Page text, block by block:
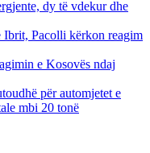
dy të vdekur dhe
Pacolli kërkon reagim
e Kosovës ndaj
për automjetet e
mbi 20 tonë